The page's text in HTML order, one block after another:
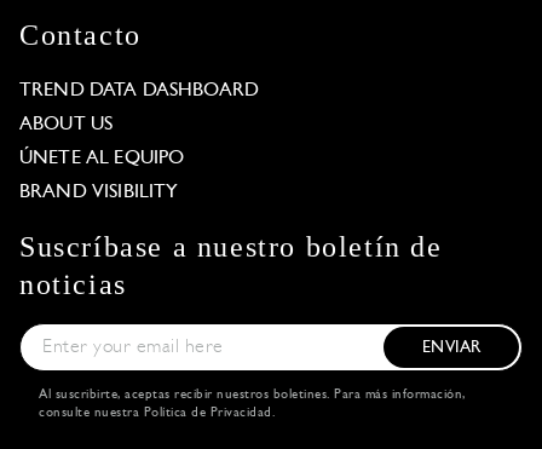
Contacto
TREND DATA DASHBOARD
ABOUT US
ÚNETE AL EQUIPO
BRAND VISIBILITY
Suscríbase a nuestro boletín de
noticias
ENVIAR
Al suscribirte, aceptas recibir nuestros boletines. Para más información,
consulte nuestra Política de Privacidad .